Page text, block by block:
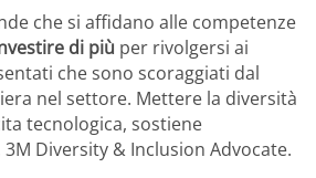
che si affidano alle competenze
di più per rivolgersi ai
che sono scoraggiati dal
nel settore. Mettere la diversità
tecnologica, sostiene
Diversity & Inclusion Advocate.